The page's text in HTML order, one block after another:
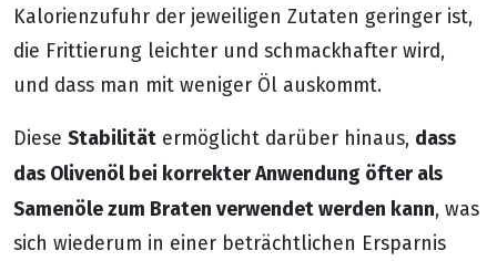
Kalorienzufuhr der jeweiligen Zutaten geringer ist,
die Frittierung leichter und schmackhafter wird,
und dass man mit weniger Öl auskommt.
Diese Stabilität ermöglicht darüber hinaus, dass
das Olivenöl bei korrekter Anwendung öfter als
Samenöle zum Braten verwendet werden kann, was
sich wiederum in einer beträchtlichen Ersparnis